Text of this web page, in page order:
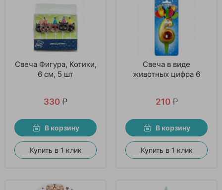
Свеча Фигура, Котики,
6 см, 5 шт
330 ₽
В корзину
Купить в 1 клик
Свеча в виде
животных цифра 6
210 ₽
В корзину
Купить в 1 клик